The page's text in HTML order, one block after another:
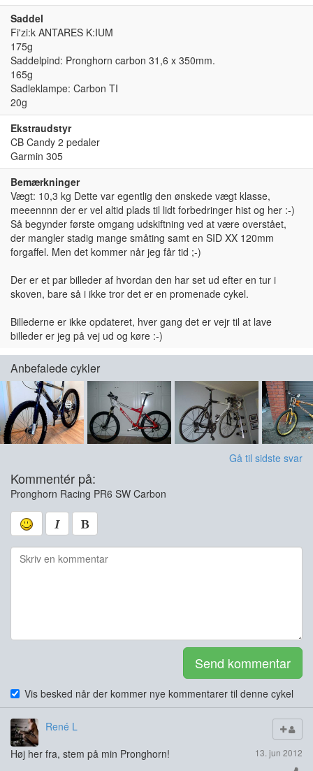
Saddel
Fi'zi:k ANTARES K:IUM
175g
Saddelpind: Pronghorn carbon 31,6 x 350mm.
165g
Sadleklampe: Carbon TI
20g
Ekstraudstyr
CB Candy 2 pedaler
Garmin 305
Bemærkninger
Vægt: 10,3 kg Dette var egentlig den ønskede vægt klasse,
meeennnn der er vel altid plads til lidt forbedringer hist og her :-)
Så begynder første omgang udskiftning ved at være overstået,
der mangler stadig mange småting samt en SID XX 120mm
forgaffel. Men det kommer når jeg får tid ;-)
Der er et par billeder af hvordan den har set ud efter en tur i
skoven, bare så i ikke tror det er en promenade cykel.
Billederne er ikke opdateret, hver gang det er vejr til at lave
billeder er jeg på vej ud og køre :-)
Anbefalede cykler
Gå til sidste svar
Kommentér på:
Pronghorn Racing PR6 SW Carbon
Send kommentar
Vis besked når der kommer nye kommentarer til denne cykel
René L
13. jun 2012
Høj her fra, stem på min Pronghorn!